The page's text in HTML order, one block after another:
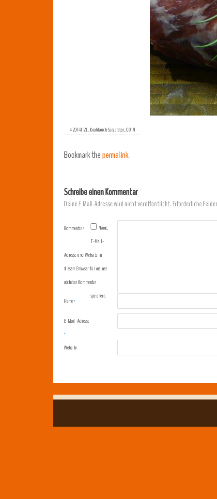
«20141121_Knoblauch-Salzbraten_0014
Bookmark thepermalink.
Schreibe einen Kommentar
Deine E-Mail-Adresse wird nicht veröffentlicht.Erforderliche
Kommentar*
Name*
E-Mail-Adresse
*
Website
Name,
E-Mail-
Adresse und Website in
diesem Browser für meinen
nächsten Kommentar
speichern.